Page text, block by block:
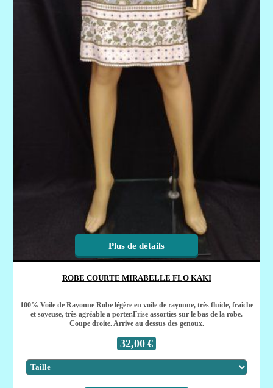
Plus de détails
ROBE COURTE MIRABELLE FLO KAKI
100% Voile de Rayonne Robe légère en voile de rayonne, très fluide, fraîche
et soyeuse, très agréable a porter.Frise assorties sur le bas de la robe.
Coupe droite. Arrive au dessus des genoux.
32,00 €